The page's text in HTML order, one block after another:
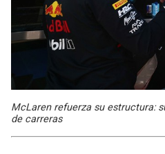
McLaren refuerza su estructura:
de carreras